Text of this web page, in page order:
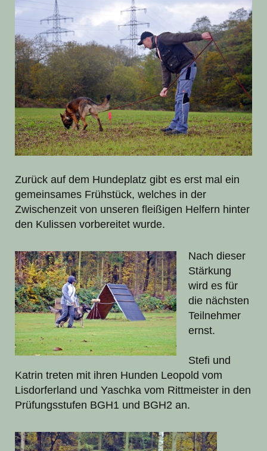
Zurück auf dem Hundeplatz gibt es erst mal ein
gemeinsames Frühstück, welches in der
Zwischenzeit von unseren fleißigen Helfern hinter
den Kulissen vorbereitet wurde.
Nach dieser
Stärkung
wird es für
die nächsten
Teilnehmer
ernst.
Stefi und
Katrin treten mit ihren Hunden Leopold vom
Lisdorferland und Yaschka vom Rittmeister in den
Prüfungsstufen BGH1 und BGH2 an.